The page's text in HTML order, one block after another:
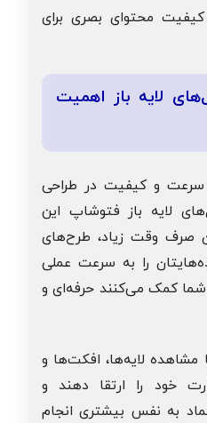
محتوای بصری برای
لایه باز اهمیت
سرعت و کیفیت در طراحی
لایه باز فتوشاپ این
صرف وقت زیاد، طرح‌های
را به سرعت عملی
شما کمک می‌کنند حرفه‌ای و
مشاهده لایه‌ها، افکت‌ها و
خود را ارتقا دهند و
به نفس بیشتری انجام